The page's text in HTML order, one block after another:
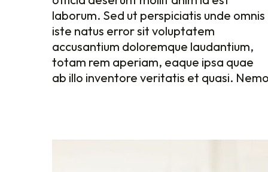
laborum. Sed ut perspiciatis unde omnis
iste natus error sit voluptatem
accusantium doloremque laudantium,
totam rem aperiam, eaque ipsa quae
ab illo inventore veritatis et quasi.
iste natus error sit voluptatem
accusantium doloremque laudantium,
totam rem aperiam, eaque ipsa quae
ab illo inventore veritatis et quasi
architecto beatae vitae dicta
omnis iste natus error sit voluptatem
accusantium doloremque laudantium,
totam rem aperiam, eaque ipsa quae
ab illo inventore veritatis et quasi